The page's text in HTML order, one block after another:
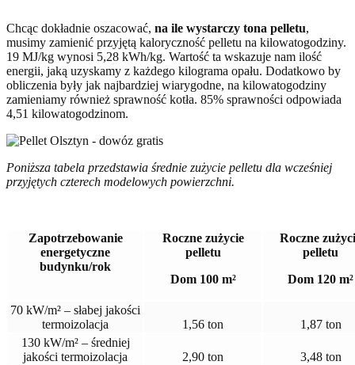
Chcąc dokładnie oszacować, na ile wystarczy tona pelletu,
musimy zamienić przyjętą kaloryczność pelletu na kilowatogodziny.
19 MJ/kg wynosi 5,28 kWh/kg. Wartość ta wskazuje nam ilość
energii, jaką uzyskamy z każdego kilograma opału. Dodatkowo by
obliczenia były jak najbardziej wiarygodne, na kilowatogodziny
zamieniamy również sprawność kotła. 85% sprawności odpowiada
4,51 kilowatogodzinom.
Poniższa tabela przedstawia średnie zużycie pelletu dla wcześniej
przyjętych czterech modelowych powierzchni.
Zapotrzebowanie
energetyczne
budynku/rok
Roczne zużycie
pelletu
Dom 100 m²
Roczne
pelletu
Dom 120 m²
70 kW/m² – słabej jakości
termoizolacja
1,56 ton
1,87 ton
130 kW/m² – średniej
jakości termoizolacja
2,90 ton
3,48 ton